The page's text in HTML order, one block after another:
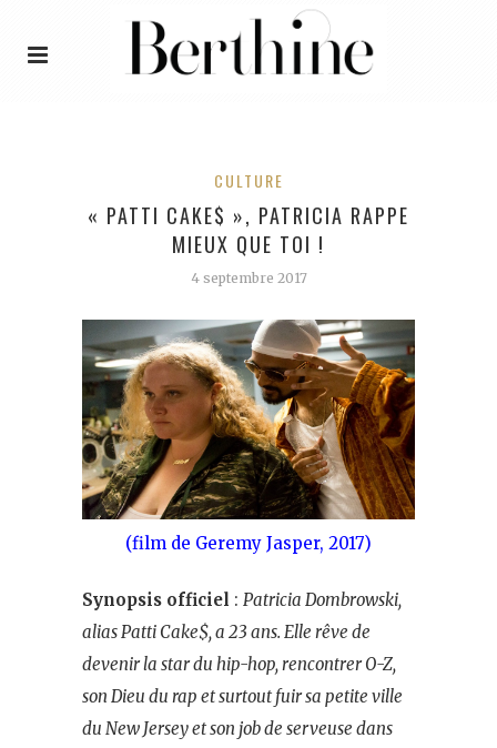
CULTURE
« PATTI CAKE$ », PATRICIA RAPPE
MIEUX QUE TOI !
4 septembre 2017
(film de Geremy Jasper, 2017)
Synopsis officiel : Patricia Dombrowski,
alias Patti Cake$, a 23 ans. Elle rêve de
devenir la star du hip-hop, rencontrer O-Z,
son Dieu du rap et surtout fuir sa petite ville
du New Jersey et son job de serveuse dans